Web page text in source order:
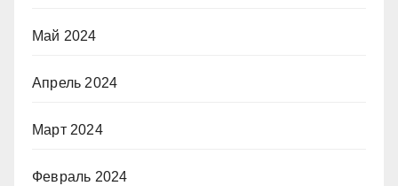
Май 2024
Апрель 2024
Март 2024
Февраль 2024